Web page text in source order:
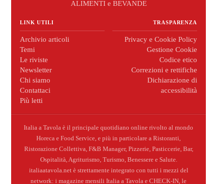
ALIMENTI e BEVANDE
LINK UTILI
Archivio articoli
Temi
Le riviste
Newsletter
Chi siamo
Contattaci
Più letti
TRASPARENZA
Privacy e Cookie Policy
Gestione Cookie
Codice etico
Correzioni e rettifiche
Dichiarazione di
accessibilità
Italia a Tavola è il principale quotidiano online rivolto al mondo
Horeca e Food Service, e più in particolare a Ristoranti,
Ristorazione Collettiva, F&B Manager, Pizzerie, Pasticcerie, Bar,
Ospitalità, Agriturismo, Turismo, Benessere e Salute.
italiaatavola.net è strettamente integrato con tutti i mezzi del
network: i magazine mensili Italia a Tavola e CHECK-IN, le